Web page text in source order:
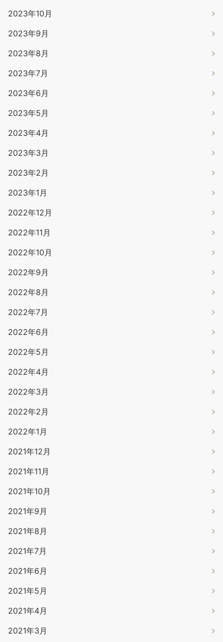
2023年10月
2023年9月
2023年8月
2023年7月
2023年6月
2023年5月
2023年4月
2023年3月
2023年2月
2023年1月
2022年12月
2022年11月
2022年10月
2022年9月
2022年8月
2022年7月
2022年6月
2022年5月
2022年4月
2022年3月
2022年2月
2022年1月
2021年12月
2021年11月
2021年10月
2021年9月
2021年8月
2021年7月
2021年6月
2021年5月
2021年4月
2021年3月